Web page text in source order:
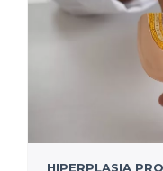
HIPERPLASIA